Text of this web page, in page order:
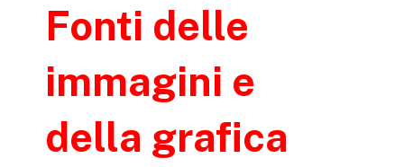
Fonti delle
immagini e
della grafica